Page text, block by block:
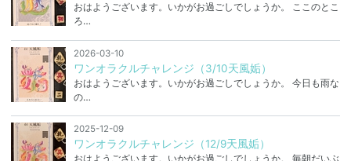
おはようございます。いかがお過ごしでしょうか。 ここのとこ
ろ…
2026-03-10
ワンオラクルチャレンジ（3/10天風姤）
おはようございます。いかがお過ごしでしょうか。 今日も雨な
の…
2025-12-09
ワンオラクルチャレンジ（12/9天風姤）
おはようございます。いかがお過ごしでしょうか。 毎朝だいぶ